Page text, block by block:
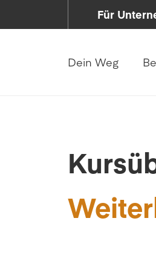
Für
Dein Weg